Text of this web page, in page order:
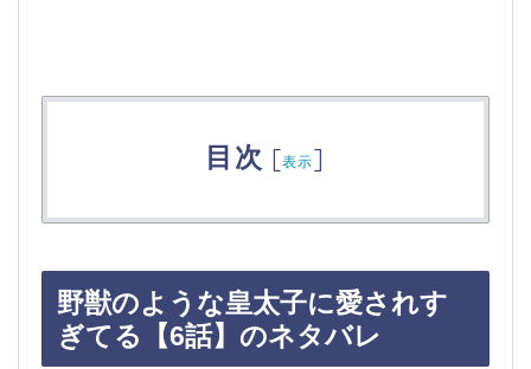
目次 [表示]
野獣のような皇太子に愛されす
ぎてる【6話】のネタバレ